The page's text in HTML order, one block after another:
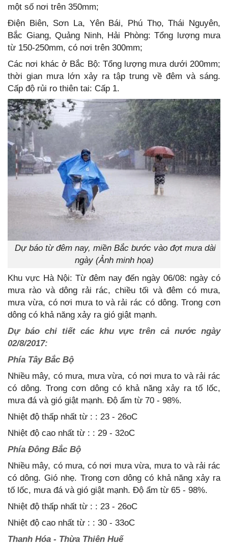
một số nơi trên 350mm;
Điện Biên, Sơn La, Yên Bái, Phú Thọ, Thái Nguyên,
Bắc Giang, Quảng Ninh, Hải Phòng: Tổng lượng mưa
từ 150-250mm, có nơi trên 300mm;
Các nơi khác ở Bắc Bộ: Tổng lượng mưa dưới 200mm;
thời gian mưa lớn xảy ra tập trung về đêm và sáng.
Cấp độ rủi ro thiên tai: Cấp 1.
Dự báo từ đêm nay, miền Bắc bước vào đợt mưa dài
ngày (Ảnh minh họa)
Khu vực Hà Nội: Từ đêm nay đến ngày 06/08: ngày có
mưa rào và dông rải rác, chiều tối và đêm có mưa,
mưa vừa, có nơi mưa to và rải rác có dông. Trong cơn
dông có khả năng xảy ra gió giật mạnh.
Dự báo chi tiết các khu vực trên cả nước ngày
02/8/2017:
Phía Tây Bắc Bộ
Nhiều mây, có mưa, mưa vừa, có nơi mưa to và rải rác
có dông. Trong cơn dông có khả năng xảy ra tố lốc,
mưa đá và gió giật mạnh. Độ ẩm từ 70 - 98%.
Nhiệt độ thấp nhất từ : : 23 - 26oC
Nhiệt độ cao nhất từ : : 29 - 32oC
Phía Đông Bắc Bộ
Nhiều mây, có mưa, có nơi mưa vừa, mưa to và rải rác
có dông. Gió nhẹ. Trong cơn dông có khả năng xảy ra
tố lốc, mưa đá và gió giật mạnh. Độ ẩm từ 65 - 98%.
Nhiệt độ thấp nhất từ : : 23 - 26oC
Nhiệt độ cao nhất từ : : 30 - 33oC
Thanh Hóa - Thừa Thiên Huế